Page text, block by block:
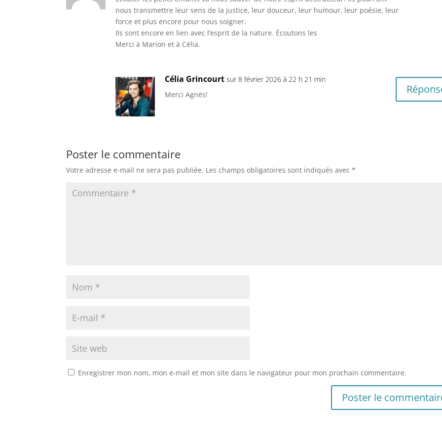
nous transmettre leur sens de la justice, leur douceur, leur humour, leur poésie, leur
force et plus encore pour nous soigner.
Ils sont encore en lien avec l’esprit de la nature. Écoutons les
Merci à Marion et à Célia.
Célia Grincourt sur 8 février 2026 à 22 h 21 min
Merci Agnès!
Poster le commentaire
Votre adresse e-mail ne sera pas publiée. Les champs obligatoires sont indiqués avec*
Enregistrer mon nom, mon e-mail et mon site dans le navigateur pour mon prochain commentaire.